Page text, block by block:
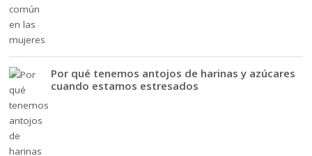
Por qué tenemos antojos de harinas y azúcares
cuando estamos estresados